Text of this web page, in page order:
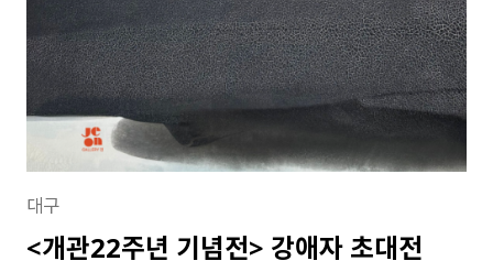
대구
<개관22주년 기념전> 강애자 초대전